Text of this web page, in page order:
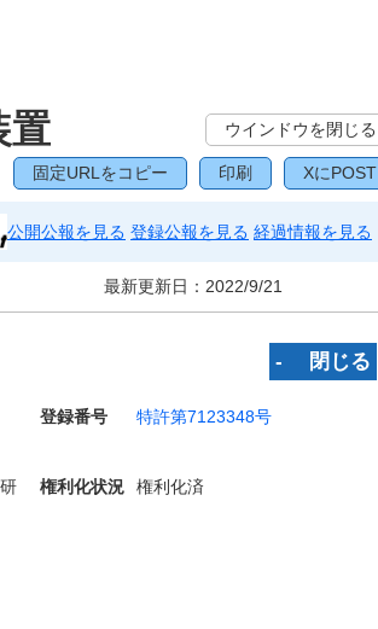
置 ウインドウを閉じる
固定URLをコピー 印刷 XにPOST
公開公報を見る 登録公報を見る 経過情報を見る
最新更新日： 2022/9/21
‐ 閉じる
登録番号
特許第7123348号
権利化状況 権利化済